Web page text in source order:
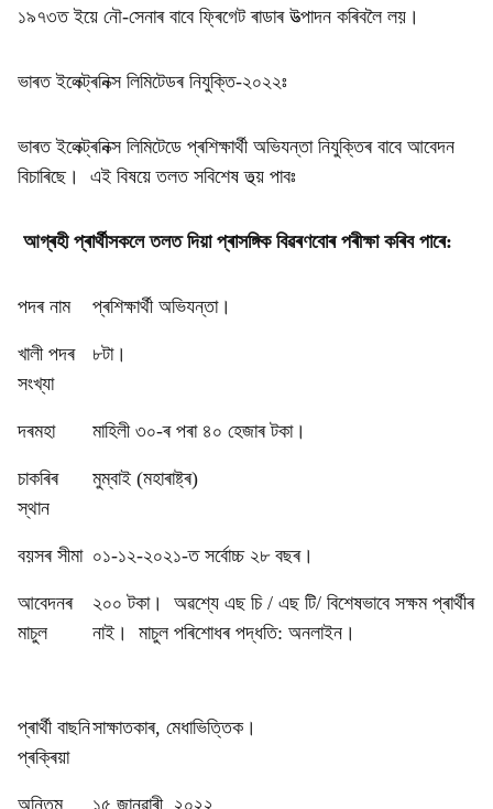
১৯৭৩ত ইয়ে নৌ-সেনাৰ বাবে ফ্ৰিগেট ৰাডাৰ উত্পাদন কৰিবলৈ লয়।
ভাৰত ইলেক্ট্ৰনিক্স লিমিটেডৰ নিযুক্তি-২০২২ঃ
ভাৰত ইলেক্ট্ৰনিক্স লিমিটেডে প্ৰশিক্ষাৰ্থী অভিযন্তা নিযুক্তিৰ বাবে আবেদন
বিচাৰিছে। এই বিষয়ে তলত সবিশেষ তথ্য় পাবঃ
আগ্ৰহী প্ৰাৰ্থীসকলে তলত দিয়া প্ৰাসঙ্গিক বিৱৰণবোৰ পৰীক্ষা কৰিব পাৰে:
পদৰ নাম প্ৰশিক্ষাৰ্থী অভিযন্তা।
খালী পদৰ
সংখ্যা
৮টা।
দৰমহা মাহিলী ৩০-ৰ পৰা ৪০ হেজাৰ টকা।
চাকৰিৰ
স্থান
মুম্বাই (মহাৰাষ্ট্ৰ)
বয়সৰ সীমা ০১-১২-২০২১-ত সৰ্বোচ্চ ২৮ বছৰ।
আবেদনৰ
মাচুল
২০০ টকা। অৱশ্যে এছ চি / এছ টি/ বিশেষভাবে সক্ষম প্ৰাৰ্থীৰ
নাই। মাচুল পৰিশোধৰ পদ্ধতি: অনলাইন।
প্ৰাৰ্থী বাছনি
প্ৰক্ৰিয়া
সাক্ষাতকাৰ, মেধাভিত্তিক।
অন্তিম
১৫ জানুৱাৰী, ২০২২